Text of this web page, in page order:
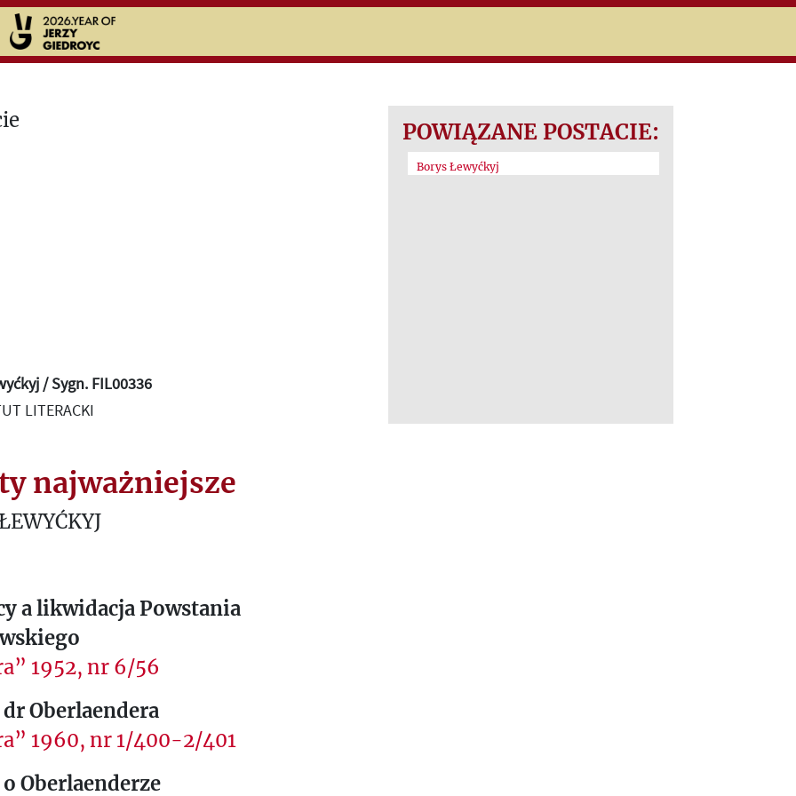
/ Sygn. FIL00336
LITERACKI
POWIĄZANE POSTACIE:
Borys Łewyćkyj
najważniejsze
a likwidacja Powstania
1952, nr 6/56
dr Oberlaendera
1960, nr 1/400-2/401
o Oberlaenderze